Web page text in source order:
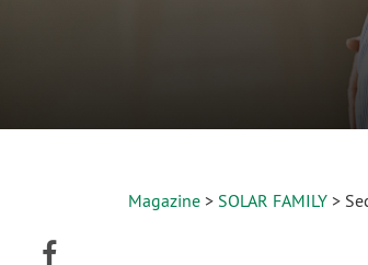
Magazine > SOLAR FAMILY >